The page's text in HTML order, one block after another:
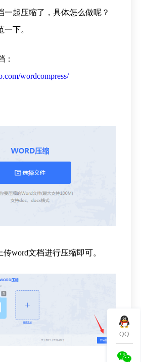
一起压缩了，具体怎么做呢？
下。
：
wordcompress/
传word文档进行压缩即可。